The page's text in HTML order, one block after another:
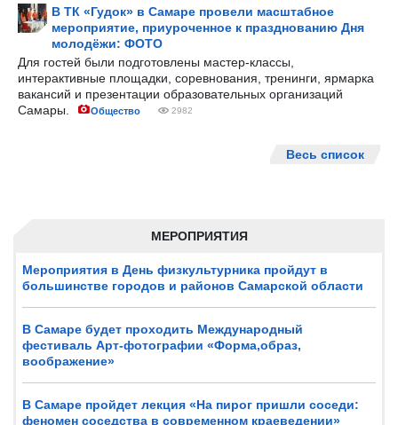
МЕРОПРИЯТИЯ
Мероприятия в День физкультурника пройдут в
большинстве городов и районов Самарской области
В Самаре будет проходить Международный
фестиваль Арт-фотографии «Форма,образ,
воображение»
В Самаре пройдет лекция «На пирог пришли соседи:
феномен соседства в современном краеведении»
В ТК «Гудок» в Самаре провели масштабное
мероприятие, приуроченное к празднованию Дня
молодёжи: ФОТО
Для гостей были подготовлены мастер-классы,
интерактивные площадки, соревнования, тренинги, ярмарка
вакансий и презентации образовательных организаций
Самары.
Общество 2982
Весь список